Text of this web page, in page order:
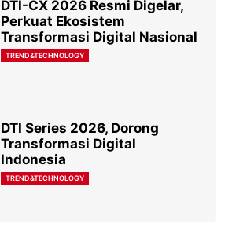
DTI-CX 2026 Resmi Digelar,
Perkuat Ekosistem
Transformasi Digital Nasional
TREND&TECHNOLOGY
DTI Series 2026, Dorong
Transformasi Digital
Indonesia
TREND&TECHNOLOGY